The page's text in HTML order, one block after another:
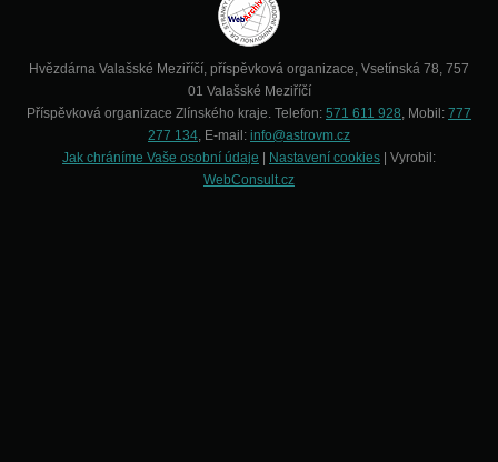
Hvězdárna Valašské Meziříčí, příspěvková organizace, Vsetínská 78, 757
01 Valašské Meziříčí
Příspěvková organizace Zlínského kraje. Telefon: 571 611 928, Mobil: 777
277 134, E-mail: info@astrovm.cz
Jak chráníme Vaše osobní údaje
Nastavení cookies | Vyrobil:
WebConsult.cz